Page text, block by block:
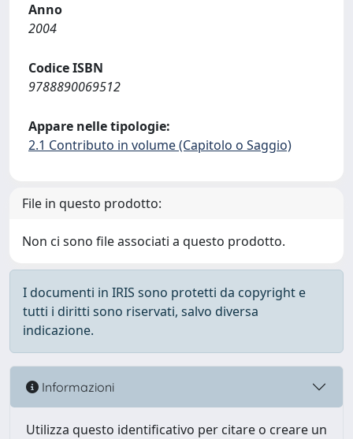
Anno
2004
Codice ISBN
9788890069512
Appare nelle tipologie:
2.1 Contributo in volume (Capitolo o Saggio)
File in questo prodotto:
Non ci sono file associati a questo prodotto.
I documenti in IRIS sono protetti da copyright e
tutti i diritti sono riservati, salvo diversa
indicazione.
Informazioni
Utilizza questo identificativo per citare o creare un